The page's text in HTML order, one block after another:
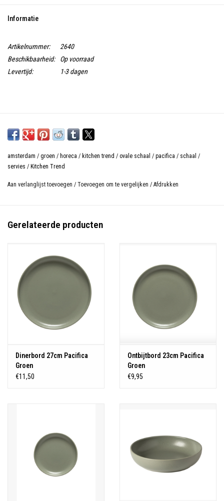
Informatie
Artikelnummer:
2640
Beschikbaarheid:
Op voorraad
Levertijd:
1-3 dagen
amsterdam / groen / horeca / kitchen trend / ovale schaal / pacifica / schaal /
servies / Kitchen Trend
Aan verlanglijst toevoegen / Toevoegen om te vergelijken / Afdrukken
Gerelateerde producten
Dinerbord 27cm Pacifica
Groen
€11,50
Ontbijtbord 23cm Pacifica
Groen
€9,95